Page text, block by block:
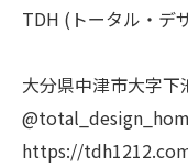
TDH (トータル・デ
大分県中津市大字
https://